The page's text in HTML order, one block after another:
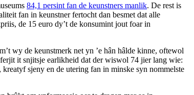
84,1 persint fan de keunstners manlik. De rest is
fan in keunstner fertocht dan besmet dat alle
de 15 euro dy’t de konsumint jout foar in
wy de keunstmerk net yn ’e hân hâlde kinne, oftewol
it snjitsje earlikheid dat der wiswol 74 jier lang wie:
sjeny en de utering fan in minske syn nommelste